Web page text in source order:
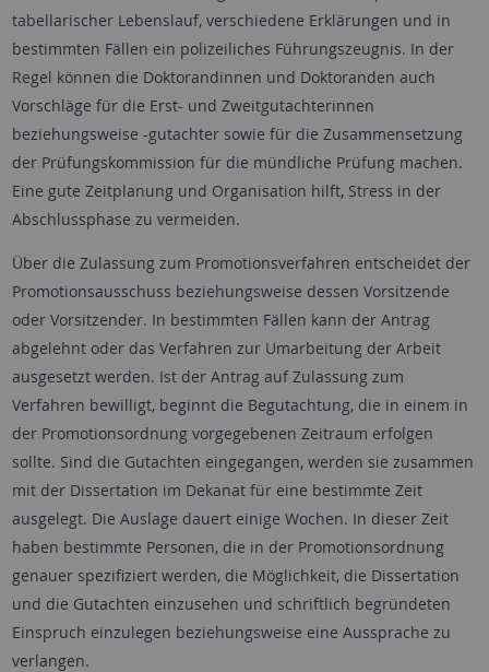
tabellarischer Lebenslauf, verschiedene Erklärungen und in
bestimmten Fällen ein polizeiliches Führungszeugnis. In der
Regel können die Doktorandinnen und Doktoranden auch
Vorschläge für die Erst- und Zweitgutachterinnen
beziehungsweise -gutachter sowie für die Zusammensetzung
der Prüfungskommission für die mündliche Prüfung machen.
Eine gute Zeitplanung und Organisation hilft, Stress in der
Abschlussphase zu vermeiden.
Über die Zulassung zum Promotionsverfahren entscheidet der
Promotionsausschuss beziehungsweise dessen Vorsitzende
oder Vorsitzender. In bestimmten Fällen kann der Antrag
abgelehnt oder das Verfahren zur Umarbeitung der Arbeit
ausgesetzt werden. Ist der Antrag auf Zulassung zum
Verfahren bewilligt, beginnt die Begutachtung, die in einem in
der Promotionsordnung vorgegebenen Zeitraum erfolgen
sollte. Sind die Gutachten eingegangen, werden sie zusammen
mit der Dissertation im Dekanat für eine bestimmte Zeit
ausgelegt. Die Auslage dauert einige Wochen. In dieser Zeit
haben bestimmte Personen, die in der Promotionsordnung
genauer spezifiziert werden, die Möglichkeit, die Dissertation
und die Gutachten einzusehen und schriftlich begründeten
Einspruch einzulegen beziehungsweise eine Aussprache zu
verlangen.